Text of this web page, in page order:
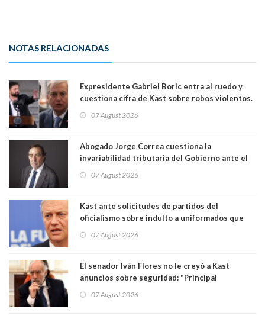
NOTAS RELACIONADAS
Expresidente Gabriel Boric entra al ruedo y
cuestiona cifra de Kast sobre robos violentos.
07 August 2026
Abogado Jorge Correa cuestiona la
invariabilidad tributaria del Gobierno ante el
democracia” y "defendemos la alternancia en el
07 August 2026
Kast ante solicitudes de partidos del
oficialismo sobre indulto a uniformados que
07 August 2026
El senador Iván Flores no le creyó a Kast
anuncios sobre seguridad: "Principal
perseguir ruta del dinero y levantar secreto
07 August 2026